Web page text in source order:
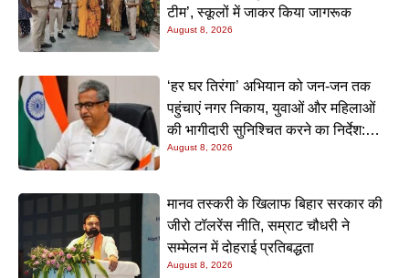
टीम’, स्कूलों में जाकर किया जागरूक
August 8, 2026
‘हर घर तिरंगा’ अभियान को जन-जन तक
पहुंचाएं नगर निकाय, युवाओं और महिलाओं
की भागीदारी सुनिश्चित करने का निर्देश:
नीतीश मिश्रा
August 8, 2026
मानव तस्करी के खिलाफ बिहार सरकार की
जीरो टॉलरेंस नीति, सम्राट चौधरी ने
सम्मेलन में दोहराई प्रतिबद्धता
August 8, 2026